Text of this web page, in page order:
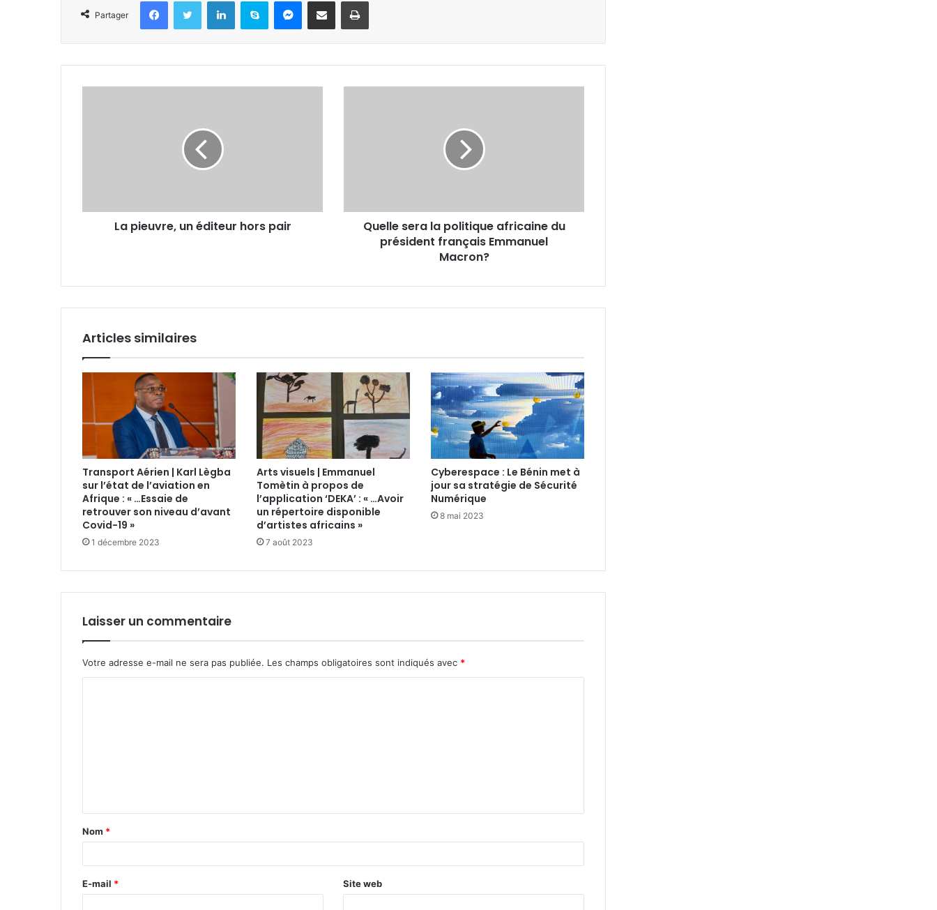
Partager
La pieuvre, un éditeur hors pair
Quelle sera la politique africaine du
président français Emmanuel
Macron?
Articles similaires
Transport Aérien | Karl Lègba
sur l’état de l’aviation en
Afrique : « …Essaie de
retrouver son niveau d’avant
Covid-19 »
1 décembre 2023
Arts visuels | Emmanuel
Tomètin à propos de
l’application ‘DEKA’ : « …Avoir
un répertoire disponible
d’artistes africains »
7 août 2023
Cyberespace : Le Bénin met à
jour sa stratégie de Sécurité
Numérique
8 mai 2023
Laisser un commentaire
Votre adresse e-mail ne sera pas publiée. Les champs obligatoires sont indiqués avec *
t
a
e
Nom *
E-mail * Site web